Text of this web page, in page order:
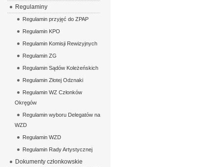
Regulaminy
Regulamin przyjęć do ZPAP
Regulamin KPO
Regulamin Komisji Rewizyjnych
Regulamin ZG
Regulamin Sądów Koleżeńskich
Regulamin Złotej Odznaki
Regulamin WZ Członków
Okręgów
Regulamin wyboru Delegatów na
WZD
Regulamin WZD
Regulamin Rady Artystycznej
Dokumenty członkowskie